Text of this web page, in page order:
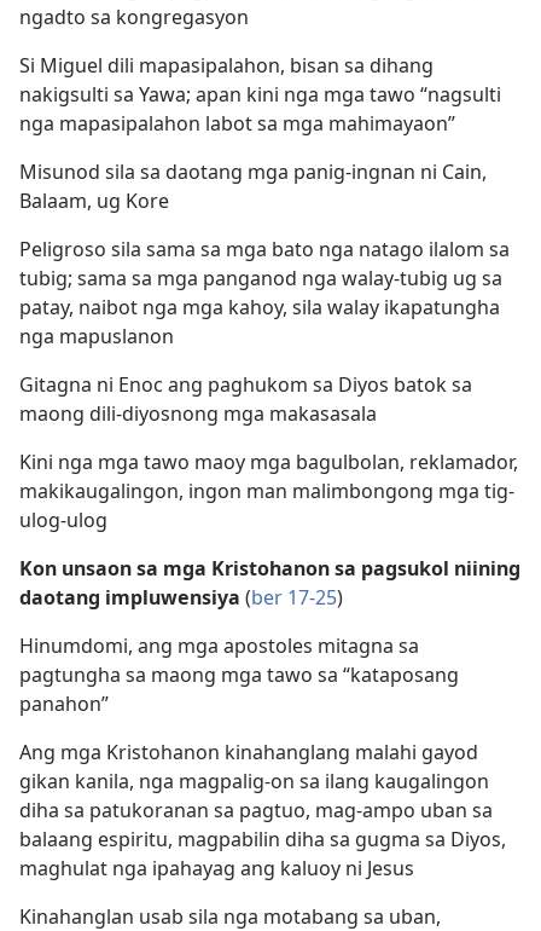
ngadto sa kongregasyon
Si Miguel dili mapasipalahon, bisan sa dihang
nakigsulti sa Yawa; apan kini nga mga tawo “nagsulti
nga mapasipalahon labot sa mga mahimayaon”
Misunod sila sa daotang mga panig-ingnan ni Cain,
Balaam, ug Kore
Peligroso sila sama sa mga bato nga natago ilalom sa
tubig; sama sa mga panganod nga walay-tubig ug sa
patay, naibot nga mga kahoy, sila walay ikapatungha
nga mapuslanon
Gitagna ni Enoc ang paghukom sa Diyos batok sa
maong dili-diyosnong mga makasasala
Kini nga mga tawo maoy mga bagulbolan, reklamador,
makikaugalingon, ingon man malimbongong mga tig-
ulog-ulog
Kon unsaon sa mga Kristohanon sa pagsukol niining
daotang impluwensiya (ber 17-25)
Hinumdomi, ang mga apostoles mitagna sa
pagtungha sa maong mga tawo sa “kataposang
panahon”
Ang mga Kristohanon kinahanglang malahi gayod
gikan kanila, nga magpalig-on sa ilang kaugalingon
diha sa patukoranan sa pagtuo, mag-ampo uban sa
balaang espiritu, magpabilin diha sa gugma sa Diyos,
maghulat nga ipahayag ang kaluoy ni Jesus
Kinahanglan usab sila nga motabang sa uban,